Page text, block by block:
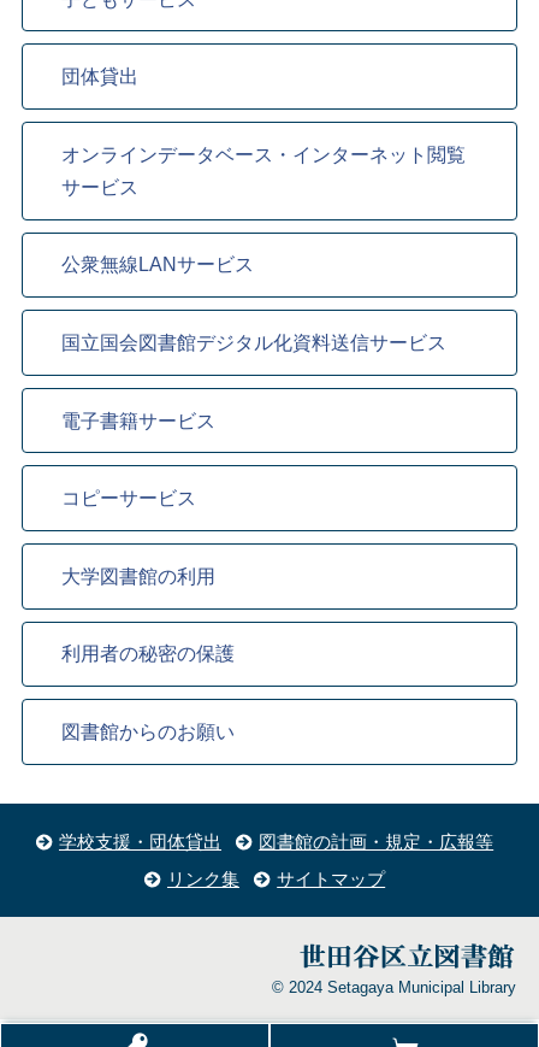
団体貸出
オンラインデータベース・インターネット閲覧
サービス
公衆無線LANサービス
国立国会図書館デジタル化資料送信サービス
電子書籍サービス
コピーサービス
大学図書館の利用
利用者の秘密の保護
図書館からのお願い
学校支援・団体貸出
図書館の計画・規定・広報等
リンク集
サイトマップ
© 2024 Setagaya Municipal Library